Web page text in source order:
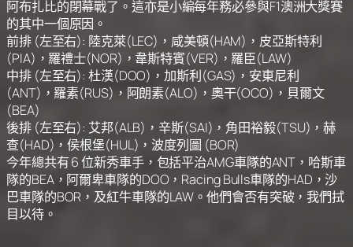
阿布扎比的閉幕戰了。這亦是小編每年務必參與F1澳洲大獎賽
的其中一個原因。
前排 (左至右): 陸克萊(LEC)，咸美頓(HAM)，皮亞斯特利
(PIA)，羅禮士(NOR)，韋斯特賓(VER)，羅臣(LAW)
中排 (左至右): 杜漢(DOO)，加斯利(GAS)，安東尼利
(ANT)，羅素(RUS)，阿朗素(ALO)，奧干(OCO)，貝爾文
(BEA)
後排 (左至右): 艾邦(ALB)，辛斯(SAI)，角田裕毅(TSU)，赫
查(HAD)，侯根堡(HUL)，波度列圖 (BOR)
今年總共有 6 位新秀車手，包括平治AMG車隊的ANT，哈斯車
隊的BEA，阿爾卑車隊的DOO，Racing Bulls車隊的HAD，沙
巴車隊的BOR，及紅牛車隊的LAW。他們會否有突破，我們拭
目以待。